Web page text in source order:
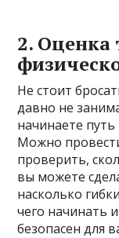
2. Оценка
Не стоит
давно не
начинаете
Можно
проверить,
вы можете
насколько
чего начинать
безопасен для